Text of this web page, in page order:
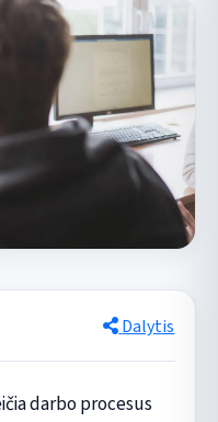
Dalytis
darbo procesus